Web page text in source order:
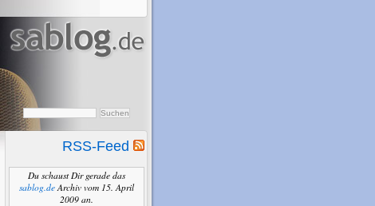
RSS-Feed
Du schaust Dir gerade das
sablog.deArchiv vom 15. April
2009 an.